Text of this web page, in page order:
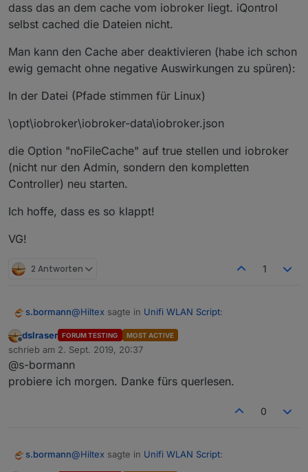
dass das an dem cache vom iobroker liegt. iQontrol
selbst cached die Dateien nicht.
Man kann den Cache aber deaktivieren (habe ich schon
ewig gemacht ohne negative Auswirkungen zu spüren):
In der Datei (Pfade stimmen für Linux)
\opt\iobroker\iobroker-data\iobroker.json
die Option "noFileCache" auf true stellen und iobroker
(nicht nur den Admin, sondern den kompletten
Controller) neu starten.
Ich hoffe, dass es so klappt!
VG!
2 Antworten 1
s.bormann@Hiltex sagte in Unifi WLAN Script:
Vielleicht ist dem einen oder anderen
einmal benutzt wurden und später nochmal
verändert werden, trotzdem wie das
Ich glaube, dass nicht iQontrol der Schuldige
habe mal kurz quergelesen - coole Idee, wir ihr das
hat Recht, ich vermute
schon ewig gemacht ohne negative Auswirkungen
\opt\iobroker\iobroker-data\iobroker.json
Offline
dslraser FORUM TESTING MOST ACTIVE
schrieb am 2. Sept. 2019, 20:37
zuletzt editiert von
@s-bormann
probiere ich morgen. Danke fürs querlesen.
0
s.bormann@Hiltex sagte in Unifi WLAN Script: